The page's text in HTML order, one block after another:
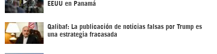
EEUU en Panamá
Qalibaf: La publicación de noticias falsas por Trump es
una estrategia fracasada